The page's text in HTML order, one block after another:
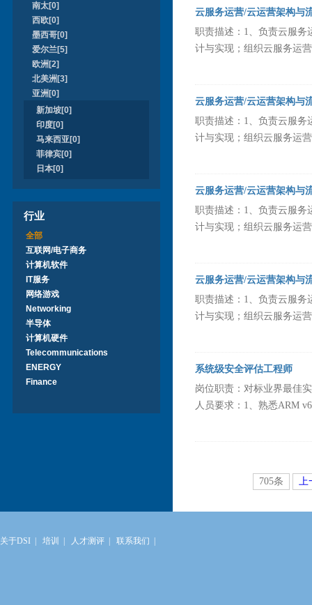
南太[0]
西欧[0]
墨西哥[0]
爱尔兰[5]
欧洲[2]
北美洲[3]
亚洲[0]
新加坡[0]
印度[0]
马来西亚[0]
菲律宾[0]
日本[0]
行业
全部
互联网/电子商务
计算机软件
IT服务
网络游戏
Networking
半导体
计算机硬件
Telecommunications
ENERGY
Finance
云服务运营/云运营架构与
职责描述：1、负责云服务
计与实现；组织云服务运
云服务运营/云运营架构与
职责描述：1、负责云服务
计与实现；组织云服务运
云服务运营/云运营架构与
职责描述：1、负责云服务
计与实现；组织云服务运
云服务运营/云运营架构与
职责描述：1、负责云服务
计与实现；组织云服务运
系统级安全评估工程师
岗位职责：对标业界最佳
人员要求：1、熟悉ARM
705条 上
关于DSI 培训 人才测评 联系我们